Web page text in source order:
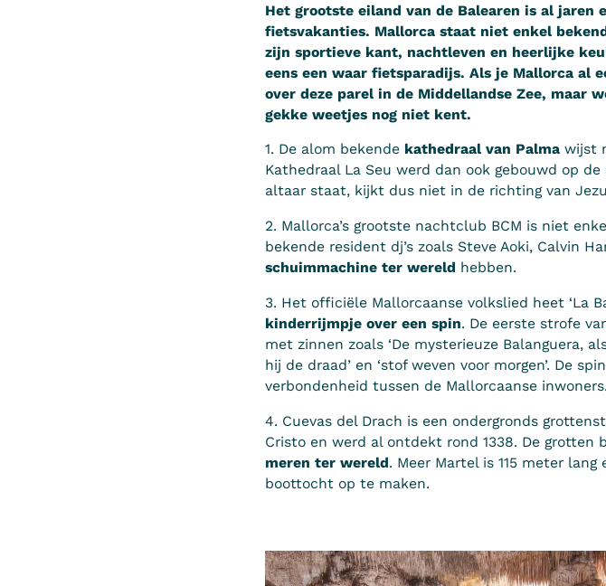
Het grootste eiland van de Balearen is al jaren
fietsvakanties. Mallorca staat niet enkel
zijn sportieve kant, nachtleven en heerlijke
eens een waar fietsparadijs. Als je Mallorca al
over deze parel in de Middellandse Zee, maar
gekke weetjes nog niet kent.
1. De alom bekende kathedraal van Palmawijst
Kathedraal La Seu werd dan ook gebouwd op
altaar staat, kijkt dus niet in de richting van
2. Mallorca’s grootste nachtclub BCM is niet
bekende resident dj’s zoals Steve Aoki, Calvin
schuimmachine ter wereld hebben.
3. Het officiële Mallorcaanse volkslied heet ‘La
kinderrijmpje over een spin. De eerste strofe
met zinnen zoals ‘De mysterieuze Balanguera,
hij de draad’ en ‘stof weven voor morgen’. De
verbondenheid tussen de Mallorcaanse inwoners.
4. Cuevas del Drach is een ondergronds
Cristo en werd al ontdekt rond 1338. De grotten
meren ter wereld. Meer Martel is 115 meter
boottocht op te maken.